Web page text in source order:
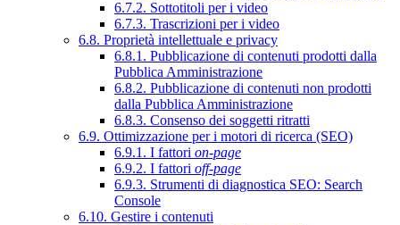
6.7.2. Sottotitoli per i video
6.7.3. Trascrizioni per i video
6.8. Proprietà intellettuale e privacy
6.8.1. Pubblicazione di contenuti prodotti dalla
Pubblica Amministrazione
6.8.2. Pubblicazione di contenuti non prodotti
dalla Pubblica Amministrazione
6.8.3. Consenso dei soggetti ritratti
6.9. Ottimizzazione per i motori di ricerca (SEO)
6.9.1. I fattori on-page
6.9.2. I fattori off-page
6.9.3. Strumenti di diagnostica SEO: Search
Console
6.10. Gestire i contenuti